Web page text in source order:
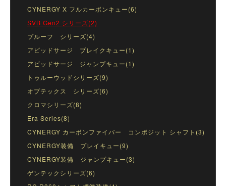
CYNERGY X フルカーボンキュー(6)
SVB Gen2 シリーズ(2)
プルーフ シリーズ(4)
アビッドサージ ブレイクキュー(1)
アビッドサージ ジャンプキュー(1)
トゥルーウッドシリーズ(9)
オプテックス シリーズ(6)
クロマシリーズ(8)
Era Series(8)
CYNERGY カーボンファイバー コンポジット シャフト(3)
CYNERGY装備 プレイキュー(9)
CYNERGY装備 ジャンプキュー(3)
ゲンテックシリーズ(6)